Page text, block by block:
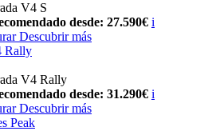
V4 S
desde: 27.590€ i
Descubrir más
Rally
V4 Rally
desde: 31.290€ i
Descubrir más
Peak